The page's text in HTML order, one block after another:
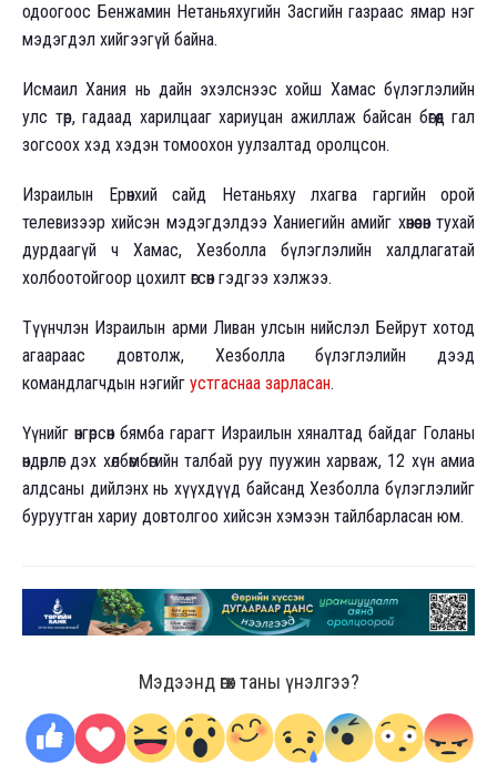
одоогоос Бенжамин Нетаньяхугийн Засгийн газраас ямар нэг
мэдэгдэл хийгээгүй байна.
Исмаил Хания нь дайн эхэлснээс хойш Хамас бүлэглэлийн
улс төр, гадаад харилцааг хариуцан ажиллаж байсан бөгөөд гал
зогсоох хэд хэдэн томоохон уулзалтад оролцсон.
Израилын Ерөнхий сайд Нетаньяху лхагва гаргийн орой
телевизээр хийсэн мэдэгдэлдээ Ханиегийн амийг хөнөөсөн тухай
дурдаагүй ч Хамас, Хезболла бүлэглэлийн халдлагатай
холбоотойгоор цохилт өгсөн гэдгээ хэлжээ.
Түүнчлэн Израилын арми Ливан улсын нийслэл Бейрут хотод
агаараас довтолж, Хезболла бүлэглэлийн дээд
командлагчдын нэгийг устгаснаа зарласан.
Үүнийг өнгөрсөн бямба гарагт Израилын хяналтад байдаг Голаны
өндөрлөг дэх хөлбөмбөгийн талбай руу пуужин харваж, 12 хүн амиа
алдсаны дийлэнх нь хүүхдүүд байсанд Хезболла бүлэглэлийг
буруутган хариу довтолгоо хийсэн хэмээн тайлбарласан юм.
Мэдээнд өгөх таны үнэлгээ?